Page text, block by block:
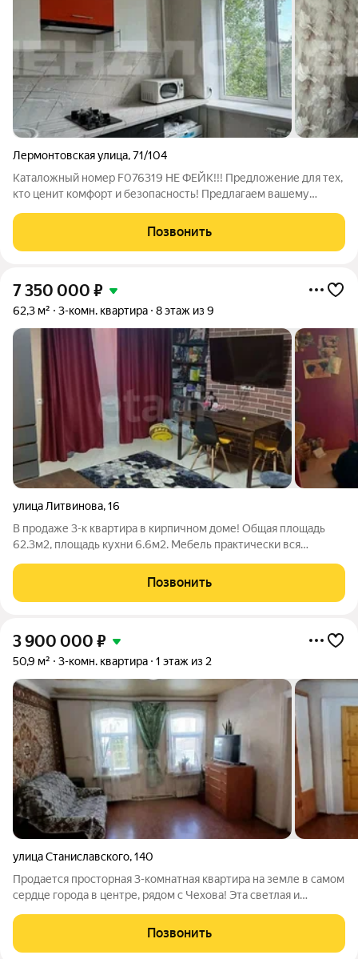
Лермонтовская улица,71/104
Каталожный номер F076319 НЕ ФЕЙК!!! Предложение для тех,
кто ценит комфорт и безопасность! Предлагаем вашему
города, расположенную на закрытой территории. Идеальное
решение для семей с детьми и
Позвонить
7 350 000 ₽
62,3 м² 3-комн. квартира 8 этаж из 9
улица Литвинова,16
В продаже 3-к квартира в кирпичном доме! Общая площадь
62.3м2, площадь кухни 6.6м2. Мебель практически вся
продажа, готовы обсудить нюасы. Квартира юридически
чистая, сделка пройдет быстро и
Позвонить
3 900 000 ₽
50,9 м² 3-комн. квартира 1 этаж из 2
улица Станиславского,140
Продается просторная 3-комнатная квартира на земле в самом
сердце города в центре, рядом с Чехова! Эта светлая и
площадью 39 кв.м станет идеальным местом для комфортной
жизни вашей семьи. В
Позвонить